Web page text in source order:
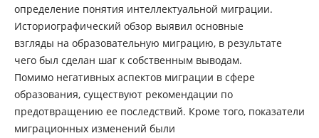
определение понятия интеллектуальной миграции.
Историографический обзор выявил основные
взгляды на образовательную миграцию, в результате
чего был сделан шаг к собственным выводам.
Помимо негативных аспектов миграции в сфере
образования, существуют рекомендации по
предотвращению ее последствий. Кроме того, показатели
миграционных изменений были